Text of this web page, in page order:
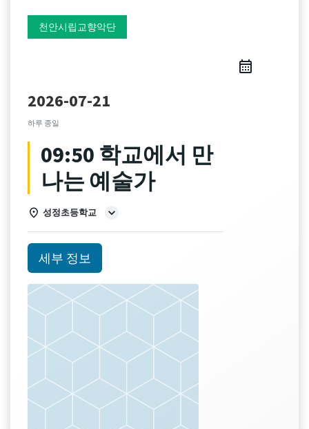
천안시립교향악단
2026-07-21
하루 종일
09:50 학교에서 만
나는 예술가
성정초등학교
세부 정보